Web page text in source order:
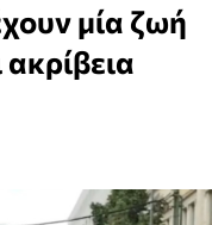
μία ζωή